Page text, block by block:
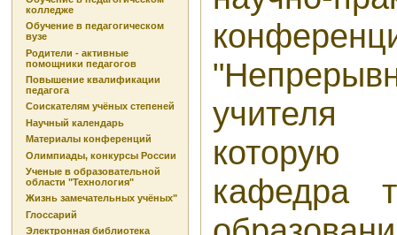
колледже
Обучение в педагогическом
вузе
Родители - активные
помощники педагогов
Повышение квалификации
педагога
Соискателям учёных степеней
Научный календарь
Материалы конференций
Олимпиады, конкурсы России
Ученые в образовательной
области "Технология"
Жизнь замечательных учёных"
Глоссарий
Электронная библиотека
учителя
кафедра